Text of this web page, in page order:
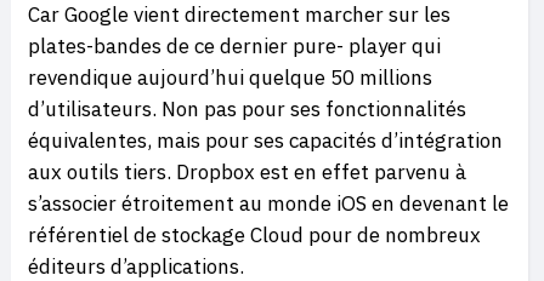
Car Google vient directement marcher sur les
plates-bandes de ce dernier pure- player qui
revendique aujourd’hui quelque 50 millions
d’utilisateurs. Non pas pour ses fonctionnalités
équivalentes, mais pour ses capacités d’intégration
aux outils tiers. Dropbox est en effet parvenu à
s’associer étroitement au monde iOS en devenant le
référentiel de stockage Cloud pour de nombreux
éditeurs d’applications.